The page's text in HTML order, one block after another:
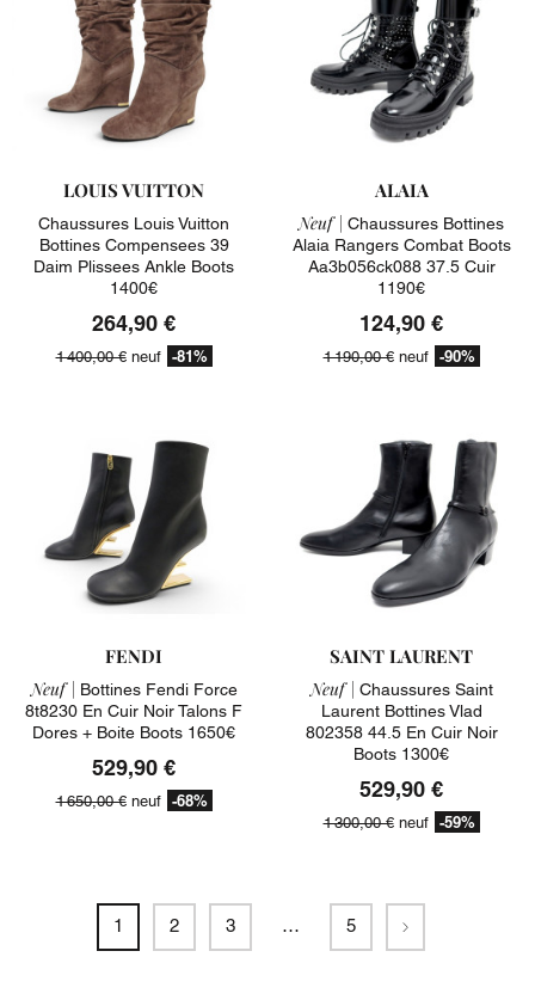
LOUIS VUITTON
Chaussures Louis Vuitton
Bottines Compensees 39
Daim Plissees Ankle Boots
1400€
264,90 €
1 400,00 €neuf -81%
ALAIA
Neuf | Chaussures Bottines
Alaia Rangers Combat Boots
Aa3b056ck088 37.5 Cuir
1190€
124,90 €
1 190,00 €neuf -90%
FENDI
Neuf | Bottines Fendi Force
8t8230 En Cuir Noir Talons F
Dores + Boite Boots 1650€
529,90 €
1 650,00 €neuf -68%
SAINT LAURENT
Neuf | Chaussures Saint
Laurent Bottines Vlad
802358 44.5 En Cuir Noir
Boots 1300€
529,90 €
1 300,00 €neuf -59%
1 2 3 … 5 Suivant